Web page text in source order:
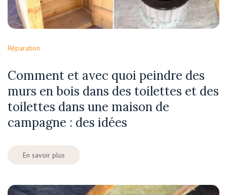
Réparation
Comment et avec quoi peindre des
murs en bois dans des toilettes et des
toilettes dans une maison de
campagne : des idées
En savoir plus